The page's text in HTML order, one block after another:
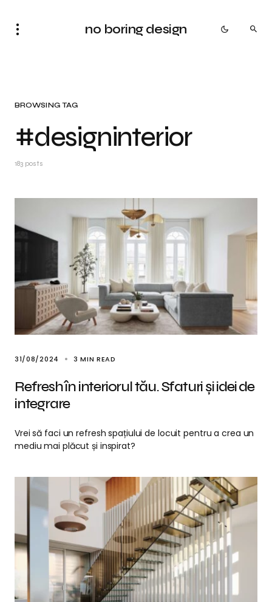
no boring design
BROWSING TAG
#designinterior
183 posts
31/08/2024 3 MIN READ
Refresh în interiorul tău. Sfaturi și idei de
integrare
Vrei să faci un refresh spațiului de locuit pentru a crea un
mediu mai plăcut și inspirat?